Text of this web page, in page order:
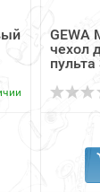
GEWA
чехол
пульта